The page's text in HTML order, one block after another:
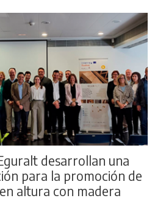
desarrollan una
para la promoción de
altura con madera